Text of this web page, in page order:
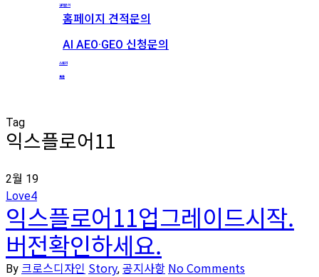
견적문의
홈페이지 견적문의
AI AEO·GEO 신청문의
스토리
채용
Tag
익스플로어11
2월 19
Love4
익스플로어11업그레이드시작.
버전확인하세요.
By 크로스디자인 Story, 공지사항 No Comments